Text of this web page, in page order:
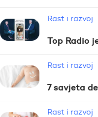
Rast i razvoj
Top Radio
Rast i razvoj
7 savjeta
Rast i razvoj